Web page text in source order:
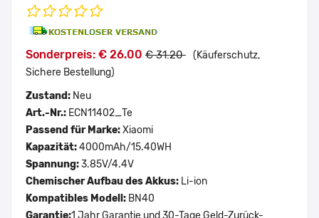
Sonderpreis: € 26.00 € 31.20 (Käuferschutz,
Sichere Bestellung)
Zustand: Neu
Art.-Nr.: ECN11402_Te
Passend für Marke:Xiaomi
Kapazität:4000mAh/15.40WH
Spannung:3.85V/4.4V
Chemischer Aufbau des Akkus: Li-ion
Kompatibles Modell: BN40
Garantie:1 Jahr Garantie und 30-Tage Geld-Zurück-